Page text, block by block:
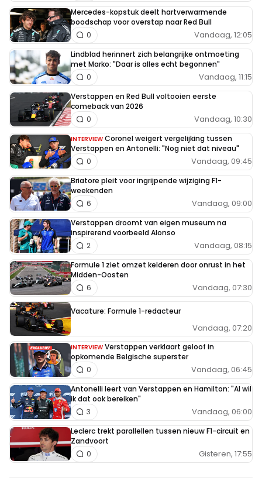
Mercedes-kopstuk deelt hartverwarmende
boodschap voor overstap naar Red Bull
Vandaag, 12:05
0
Lindblad herinnert zich belangrijke ontmoeting
met Marko: "Daar is alles echt begonnen"
Vandaag, 11:15
0
Verstappen en Red Bull voltooien eerste
comeback van 2026
Vandaag, 10:30
0
INTERVIEW Coronel weigert vergelijking tussen
Verstappen en Antonelli: "Nog niet dat niveau"
Vandaag, 09:45
0
Briatore pleit voor ingrijpende wijziging F1-
weekenden
Vandaag, 09:00
6
Verstappen droomt van eigen museum na
inspirerend voorbeeld Alonso
Vandaag, 08:15
2
Formule 1 ziet omzet kelderen door onrust in het
Midden-Oosten
Vandaag, 07:30
6
Vacature: Formule 1-redacteur
Vandaag, 07:20
INTERVIEW Verstappen verklaart geloof in
opkomende Belgische superster
Vandaag, 06:45
0
Antonelli leert van Verstappen en Hamilton: "Al wil
ik dat ook bereiken"
Vandaag, 06:00
3
Leclerc trekt parallellen tussen nieuw F1-circuit en
Zandvoort
Gisteren, 17:55
0